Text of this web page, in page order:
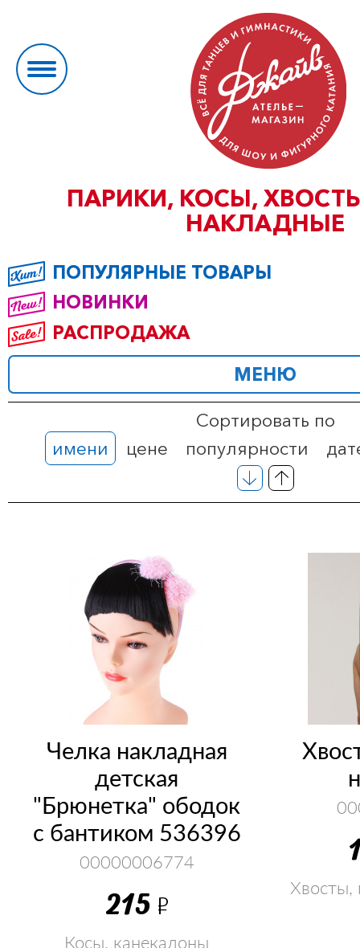
ПАРИКИ, КОСЫ,
НАКЛАДНЫЕ
ПОПУЛЯРНЫЕ ТОВАРЫ
НОВИНКИ
РАСПРОДАЖА
МЕНЮ
Сортировать по
имени
цене популярности
Челка накладная
детская
"Брюнетка" ободок
с бантиком 536396
00000006774
215 Р
Косы, канекалоны
Хвосты,